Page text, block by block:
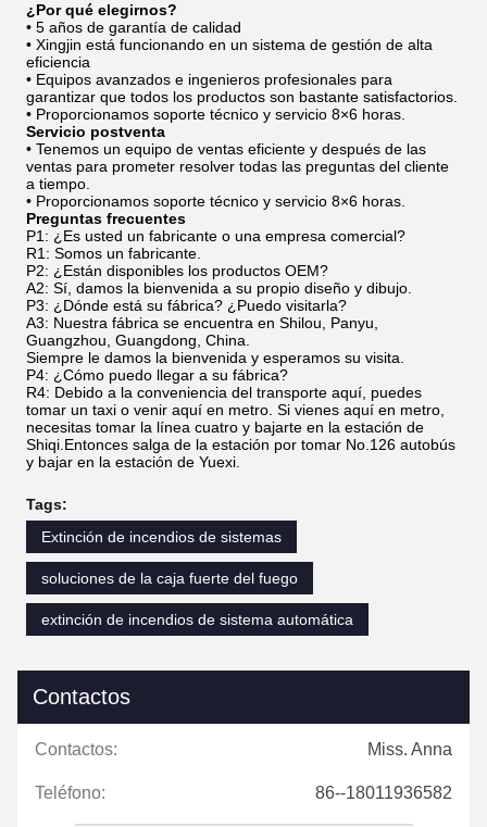
¿Por qué elegirnos?
• 5 años de garantía de calidad
• Xingjin está funcionando en un sistema de gestión de alta
eficiencia
• Equipos avanzados e ingenieros profesionales para
garantizar que todos los productos son bastante satisfactorios.
• Proporcionamos soporte técnico y servicio 8×6 horas.
Servicio postventa
• Tenemos un equipo de ventas eficiente y después de las
ventas para prometer resolver todas las preguntas del cliente
a tiempo.
• Proporcionamos soporte técnico y servicio 8×6 horas.
Preguntas frecuentes
P1: ¿Es usted un fabricante o una empresa comercial?
R1: Somos un fabricante.
P2: ¿Están disponibles los productos OEM?
A2: Sí, damos la bienvenida a su propio diseño y dibujo.
P3: ¿Dónde está su fábrica? ¿Puedo visitarla?
A3: Nuestra fábrica se encuentra en Shilou, Panyu,
Guangzhou, Guangdong, China.
Siempre le damos la bienvenida y esperamos su visita.
P4: ¿Cómo puedo llegar a su fábrica?
R4: Debido a la conveniencia del transporte aquí, puedes
tomar un taxi o venir aquí en metro. Si vienes aquí en metro,
necesitas tomar la línea cuatro y bajarte en la estación de
Shiqi.Entonces salga de la estación por tomar No.126 autobús
y bajar en la estación de Yuexi.
Tags:
Extinción de incendios de sistemas
soluciones de la caja fuerte del fuego
extinción de incendios de sistema automática
Contactos
Contactos: Miss. Anna
Teléfono: 86--18011936582